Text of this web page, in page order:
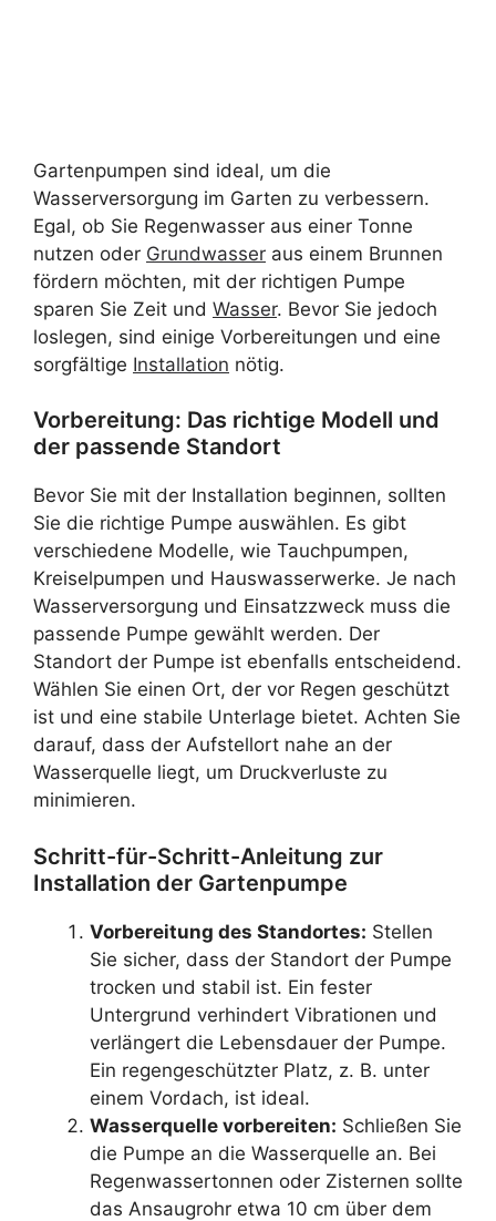
Gartenpumpen sind ideal, um die
Wasserversorgung im Garten zu verbessern.
Egal, ob Sie Regenwasser aus einer Tonne
nutzen oder Grundwasser aus einem Brunnen
fördern möchten, mit der richtigen Pumpe
sparen Sie Zeit und Wasser. Bevor Sie jedoch
loslegen, sind einige Vorbereitungen und eine
sorgfältige Installation nötig.
Vorbereitung: Das richtige Modell und
der passende Standort
Bevor Sie mit der Installation beginnen, sollten
Sie die richtige Pumpe auswählen. Es gibt
verschiedene Modelle, wie Tauchpumpen,
Kreiselpumpen und Hauswasserwerke. Je nach
Wasserversorgung und Einsatzzweck muss die
passende Pumpe gewählt werden. Der
Standort der Pumpe ist ebenfalls entscheidend.
Wählen Sie einen Ort, der vor Regen geschützt
ist und eine stabile Unterlage bietet. Achten Sie
darauf, dass der Aufstellort nahe an der
Wasserquelle liegt, um Druckverluste zu
minimieren.
Schritt-für-Schritt-Anleitung zur
Installation der Gartenpumpe
Vorbereitung des Standortes: Stellen
Sie sicher, dass der Standort der Pumpe
trocken und stabil ist. Ein fester
Untergrund verhindert Vibrationen und
verlängert die Lebensdauer der Pumpe.
Ein regengeschützter Platz, z. B. unter
einem Vordach, ist ideal.
Wasserquelle vorbereiten: Schließen Sie
die Pumpe an die Wasserquelle an. Bei
Regenwassertonnen oder Zisternen sollte
das Ansaugrohr etwa 10 cm über dem